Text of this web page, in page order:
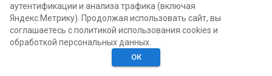
Хотелки
аутентификации и анализа трафика (включая
Яндекс.Метрику). Продолжая использовать сайт, вы
соглашаетесь с политикой использования cookies и
обработкой персональных данных.
ОК